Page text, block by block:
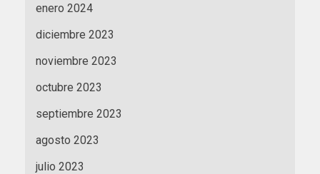
enero 2024
diciembre 2023
noviembre 2023
octubre 2023
septiembre 2023
agosto 2023
julio 2023